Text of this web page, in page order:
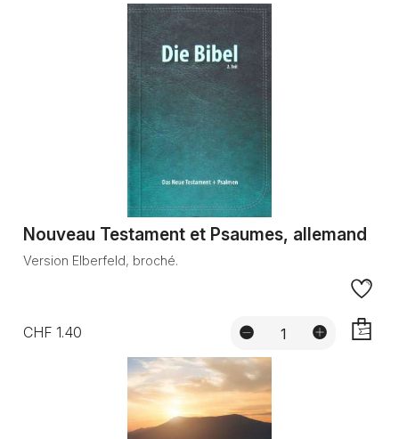
Nouveau Testament et Psaumes, allemand
Version Elberfeld, broché.
CHF 1.40